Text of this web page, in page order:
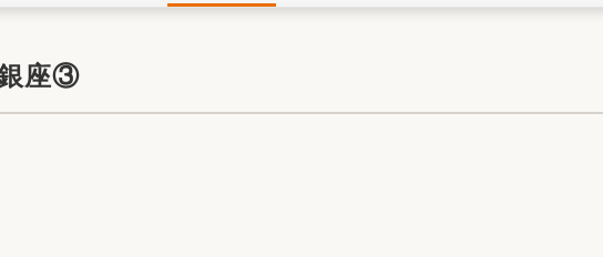
足度アンケート
ここちいい暮らしをつくる、価値・性能向上
銀座③